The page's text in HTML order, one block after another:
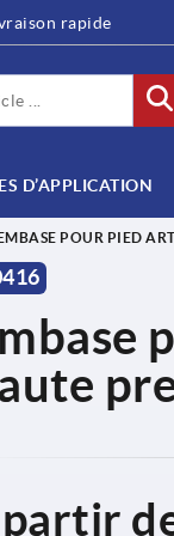
rapide
D’APPLICATION
EMBASE POUR PIED